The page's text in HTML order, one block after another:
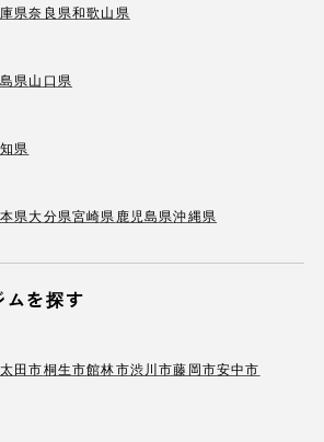
県奈良県和歌山県
県山口県
県
県大分県宮崎県 鹿児島県沖縄県
ムを探す
太田市桐生市館林市渋川市藤岡市安中市